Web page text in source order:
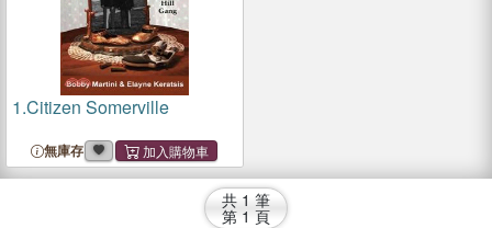
1.Citizen Somerville
無庫存
共 1 筆
第 1 頁